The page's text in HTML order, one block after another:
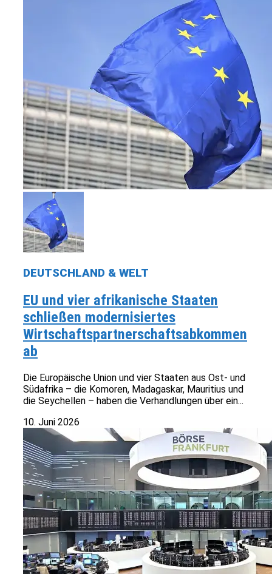
DEUTSCHLAND & WELT
EU und vier afrikanische Staaten
schließen modernisiertes
Wirtschaftspartnerschaftsabkommen
ab
Die Europäische Union und vier Staaten aus Ost- und
Südafrika – die Komoren, Madagaskar, Mauritius und
die Seychellen – haben die Verhandlungen über ein...
10. Juni 2026